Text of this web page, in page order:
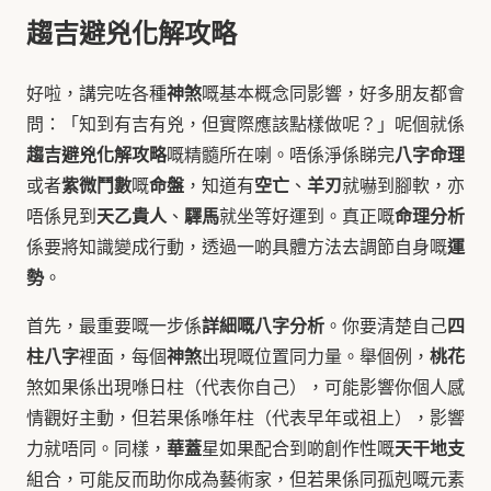
趨吉避兇化解攻略
好啦，講完咗各種神煞嘅基本概念同影響，好多朋友都會
問：「知到有吉有兇，但實際應該點樣做呢？」呢個就係
趨吉避兇化解攻略嘅精髓所在喇。唔係淨係睇完八字命理
或者紫微鬥數嘅命盤 ，知道有空亡 、 羊刃就嚇到腳軟，亦
唔係見到天乙貴人 、 驛馬就坐等好運到。真正嘅命理分析
係要將知識變成行動，透過一啲具體方法去調節自身嘅運
勢。
首先，最重要嘅一步係詳細嘅八字分析 。你要清楚自己四
柱八字裡面，每個神煞出現嘅位置同力量。舉個例， 桃花
煞如果係出現喺日柱（代表你自己），可能影響你個人感
情觀好主動，但若果係喺年柱（代表早年或祖上），影響
力就唔同。同樣， 華蓋星如果配合到啲創作性嘅天干地支
組合，可能反而助你成為藝術家，但若果係同孤剋嘅元素